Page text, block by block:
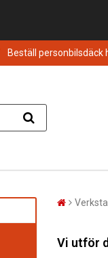
Beställ personbilsdäck
Vi utför